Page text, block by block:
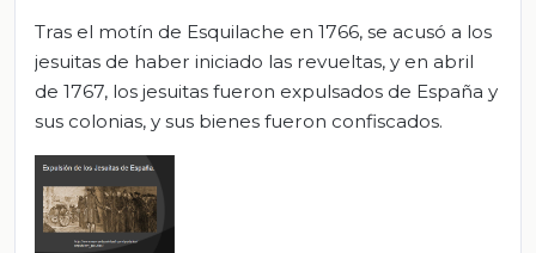
Tras el motín de Esquilache en 1766, se acusó a los
jesuitas de haber iniciado las revueltas, y en abril
de 1767, los jesuitas fueron expulsados de España y
sus colonias, y sus bienes fueron confiscados.